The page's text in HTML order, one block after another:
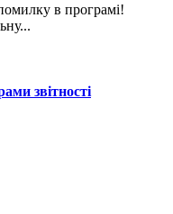
в програмі!
звітності